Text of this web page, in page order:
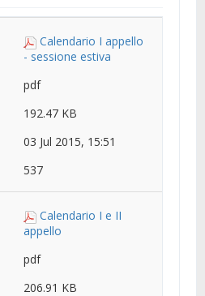
Calendario I appello
- sessione estiva
pdf
192.47 KB
03 Jul 2015, 15:51
537
Calendario I e II
appello
pdf
206.91 KB